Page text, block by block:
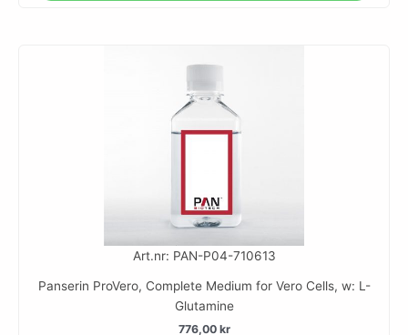
Art.nr: PAN-P04-710613
Panserin ProVero, Complete Medium for Vero Cells, w: L-
Glutamine
776,00 kr